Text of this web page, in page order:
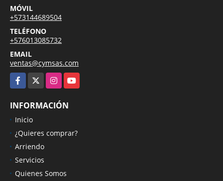
MÓVIL
+573144689504
TELÉFONO
+576013085732
EMAIL
ventas@cymsas.com
Facebook
InstagramYouTube
INFORMACIÓN
Inicio
¿Quieres comprar?
Arriendo
Servicios
Quienes Somos